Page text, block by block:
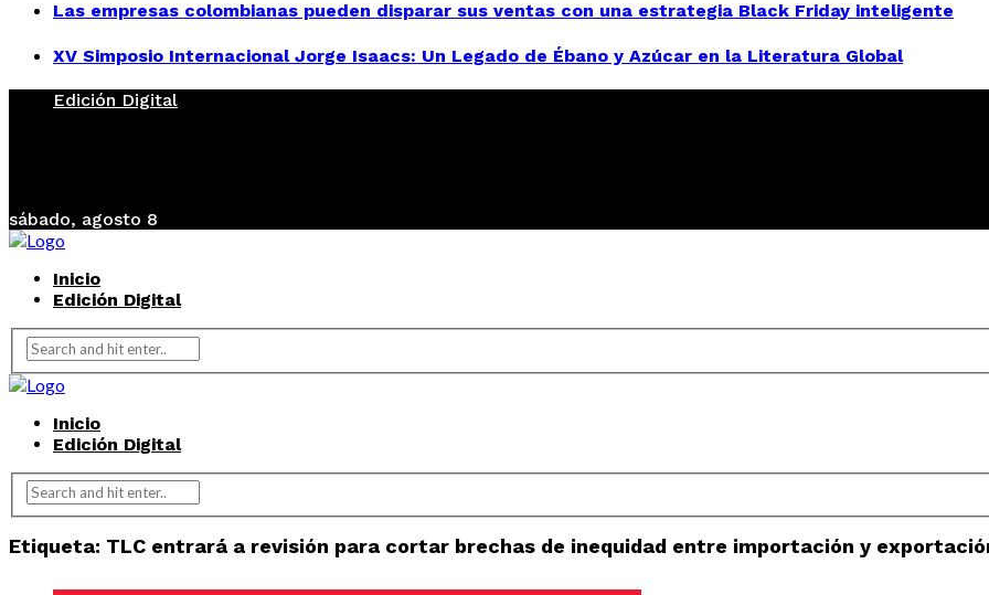
Las empresas colombianas pueden disparar sus ventas con una estrategia Black Friday inteligente
XV Simposio Internacional Jorge Isaacs: Un Legado de Ébano y Azúcar en la Literatura Global
Edición Digital
sábado, agosto 8
Inicio
Edición Digital
Inicio
Edición Digital
Etiqueta: TLC entrará a revisión para cortar brechas de inequidad entre importación y